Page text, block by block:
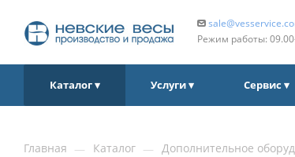
Режим работы:
Каталог ▾ Услуги ▾ Сервис ▾
Главная — Каталог — Дополнительное